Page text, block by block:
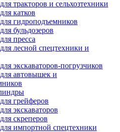
тракторов и сельхозтехники
катков
гидроподъемников
бульдозеров
пресса
лесной спецтехники и
экскаваторов-погрузчиков
автовышек и
грейферов
экскаваторов
скреперов
импортной спецтехники